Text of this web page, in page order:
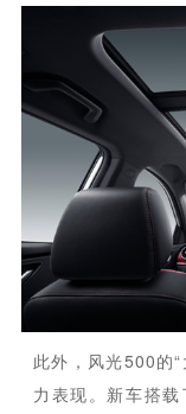
此外，风光500的
力表现。新车搭